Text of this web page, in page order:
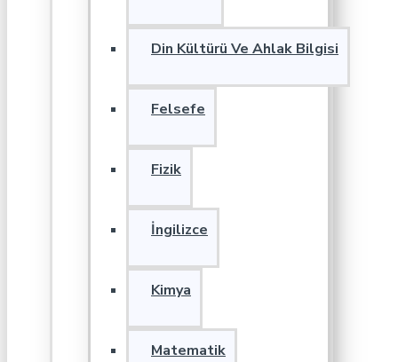
Din Kültürü Ve Ahlak Bilgisi
Felsefe
Fizik
İngilizce
Kimya
Matematik